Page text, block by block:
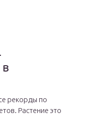
рекорды по
Растение это